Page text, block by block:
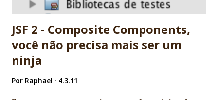
JSF 2 - Composite Components,
você não precisa mais ser um
ninja
Por Raphael 4.3.11